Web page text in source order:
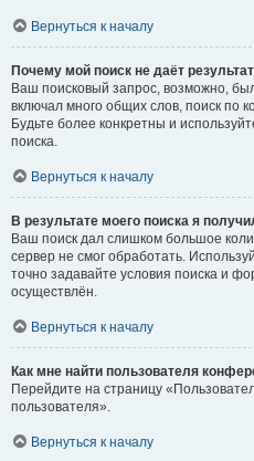
Вернуться к началу
Почему мой поиск не даёт
Ваш поисковый запрос, возможно,
включал много общих слов, поиск по
Будьте более конкретны и
поиска.
Вернуться к началу
В результате моего поиска я
Ваш поиск дал слишком большое
сервер не смог обработать.
точно задавайте условия поиска и
осуществлён.
Вернуться к началу
Как мне найти пользователя
Перейдите на страницу
пользователя».
Вернуться к началу